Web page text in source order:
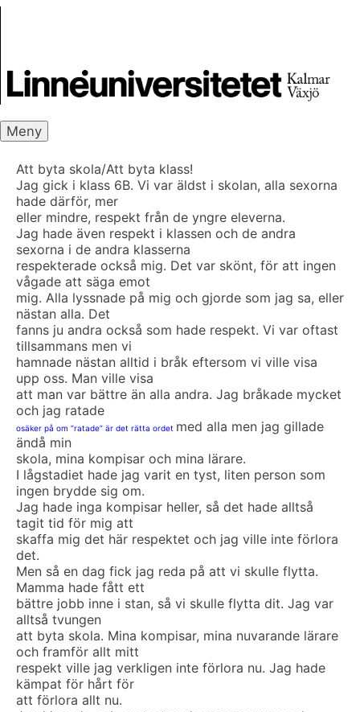
Meny
Att byta skola/Att byta klass!
Jag gick i klass 6B. Vi var äldst i skolan, alla sexorna
hade därför, mer
eller mindre, respekt från de yngre eleverna.
Jag hade även respekt i klassen och de andra
sexorna i de andra klasserna
respekterade också mig. Det var skönt, för att ingen
vågade att säga emot
mig. Alla lyssnade på mig och gjorde som jag sa, eller
nästan alla. Det
fanns ju andra också som hade respekt. Vi var oftast
tillsammans men vi
hamnade nästan alltid i bråk eftersom vi ville visa
upp oss. Man ville visa
att man var bättre än alla andra. Jag bråkade mycket
och jag ratade
osäker på om ”ratade” är det rätta ordet med alla men jag gillade
ändå min
skola, mina kompisar och mina lärare.
I lågstadiet hade jag varit en tyst, liten person som
ingen brydde sig om.
Jag hade inga kompisar heller, så det hade alltså
tagit tid för mig att
skaffa mig det här respektet och jag ville inte förlora
det.
Men så en dag fick jag reda på att vi skulle flytta.
Mamma hade fått ett
bättre jobb inne i stan, så vi skulle flytta dit. Jag var
alltså tvungen
att byta skola. Mina kompisar, mina nuvarande lärare
och framför allt mitt
respekt ville jag verkligen inte förlora nu. Jag hade
kämpat för hårt för
att förlora allt nu.